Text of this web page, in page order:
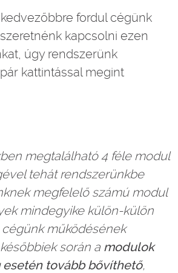
fordul cégünk
kapcsolni ezen
úgy rendszerünk
kattintással megint
megtalálható 4 féle modul
tehát rendszerünkbe
megfelelő számú modul
mindegyike külön-külön
működésének
során a modulok
esetén tovább bővíthető,